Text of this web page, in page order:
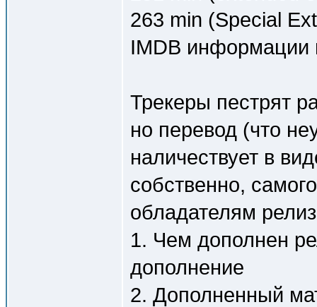
263 min (Special
IMDB информации
Трекеры пестрят
но перевод (что
наличествует в
собственно,
обладателям
1. Чем дополнен
дополнение
2. Дополненный